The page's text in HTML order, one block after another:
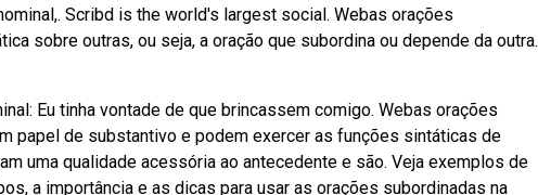
Scribd is the world's largest social. Webas orações
sobre outras, ou seja, a oração que subordina ou depende da outra.
Eu tinha vontade de que brincassem comigo. Webas orações
papel de substantivo e podem exercer as funções sintáticas de
uma qualidade acessória ao antecedente e são. Veja exemplos de
a importância e as dicas para usar as orações subordinadas na